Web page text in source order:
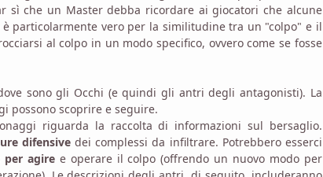
sì che un Master debba ricordare ai giocatori che alcune
particolarmente vero per la similitudine tra un "colpo" e il
al colpo in un modo specifico, ovvero come se fosse
sono gli Occhi (e quindi gli antri degli antagonisti). La
possono scoprire e seguire.
riguarda la raccolta di informazioni sul bersaglio.
difensive dei complessi da infiltrare. Potrebbero esserci
per agire e operare il colpo (offrendo un nuovo modo per